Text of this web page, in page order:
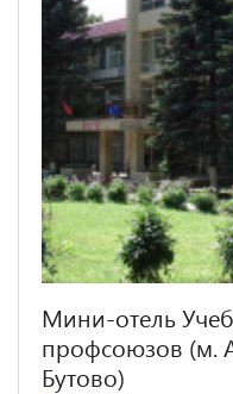
Мини-отель
профсоюзов (м.
Бутово)